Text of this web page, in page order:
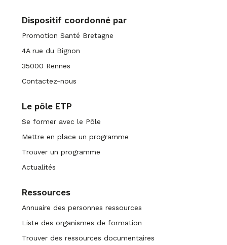
Dispositif coordonné par
Promotion Santé Bretagne
4A rue du Bignon
35000 Rennes
Contactez-nous
Le pôle ETP
Se former avec le Pôle
Mettre en place un programme
Trouver un programme
Actualités
Ressources
Annuaire des personnes ressources
Liste des organismes de formation
Trouver des ressources documentaires